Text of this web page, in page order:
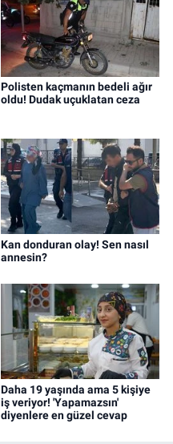
Polisten kaçmanın bedeli ağır
oldu! Dudak uçuklatan ceza
Kan donduran olay! Sen nasıl
annesin?
Daha 19 yaşında ama 5 kişiye
iş veriyor! 'Yapamazsın'
diyenlere en güzel cevap